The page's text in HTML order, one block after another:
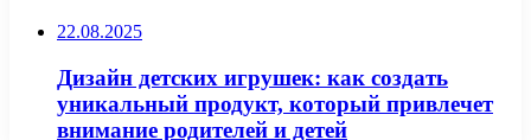
22.08.2025
Дизайн детских игрушек: как создать
уникальный продукт, который привлечет
внимание родителей и детей